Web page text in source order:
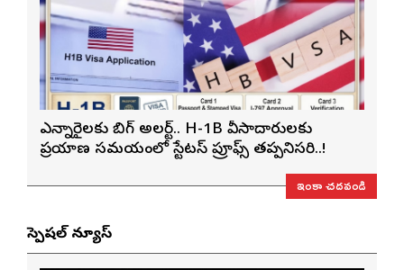
ఎన్నారైలకు బిగ్ అలర్ట్.. H-1B వీసాదారులకు
ప్రయాణ సమయంలో స్టేటస్ ప్రూఫ్స్ తప్పనిసరి..!
ఇంకా చదవండి
స్పెషల్ న్యూస్